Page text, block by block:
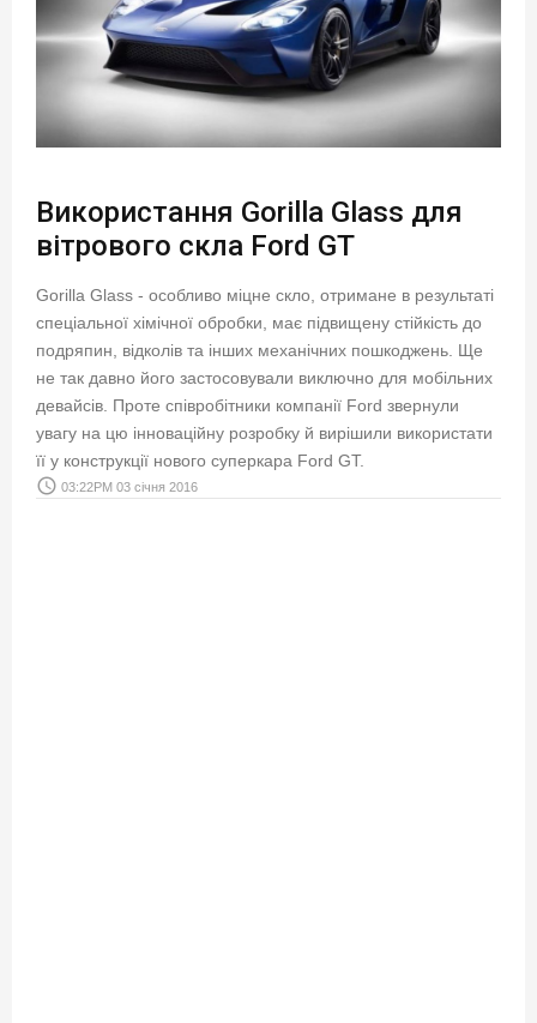
Використання Gorilla Glass для
вітрового скла Ford GT
Gorilla Glass - особливо міцне скло, отримане в результаті
спеціальної хімічної обробки, має підвищену стійкість до
подряпин, відколів та інших механічних пошкоджень. Ще
не так давно його застосовували виключно для мобільних
девайсів. Проте співробітники компанії Ford звернули
увагу на цю інноваційну розробку й вирішили використати
її у конструкції нового суперкара Ford GT.
access_time 03:22PM 03 січня 2016